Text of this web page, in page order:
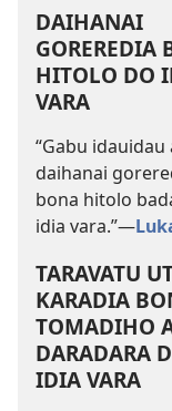
DAIHANAI
GOREREDIA
HITOLO DO
VARA
“Gabu idauidau
daihanai
bona hitolo
idia vara.”​—
TARAVATU
KARADIA
TOMADIHO
DARADARA
IDIA VARA